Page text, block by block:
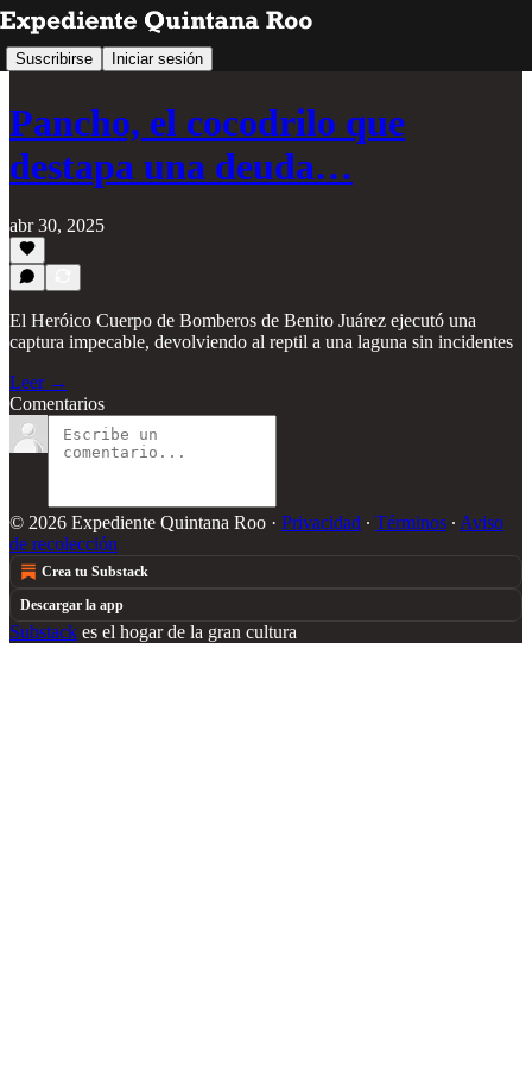
Suscribirse Iniciar sesión
Pancho, el cocodrilo que
destapa una deuda…
abr 30, 2025
El Heróico Cuerpo de Bomberos de Benito Juárez ejecutó una
captura impecable, devolviendo al reptil a una laguna sin incidentes
Leer →
Comentarios
© 2026 Expediente Quintana Roo · Privacidad ∙ Términos ∙ Aviso
de recolección
Crea tu Substack
Descargar la app
Substack es el hogar de la gran cultura